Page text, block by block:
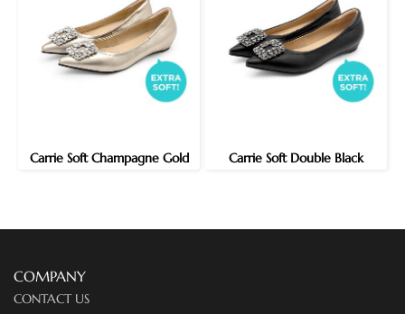
Carrie Soft Champagne Gold Carrie Soft Double Black
COMPANY
CONTACT US